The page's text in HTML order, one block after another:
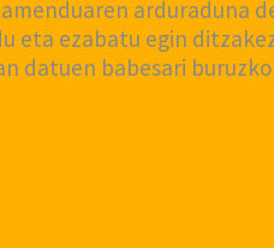
arduraduna
eta ezabatu egin
datuen babesari